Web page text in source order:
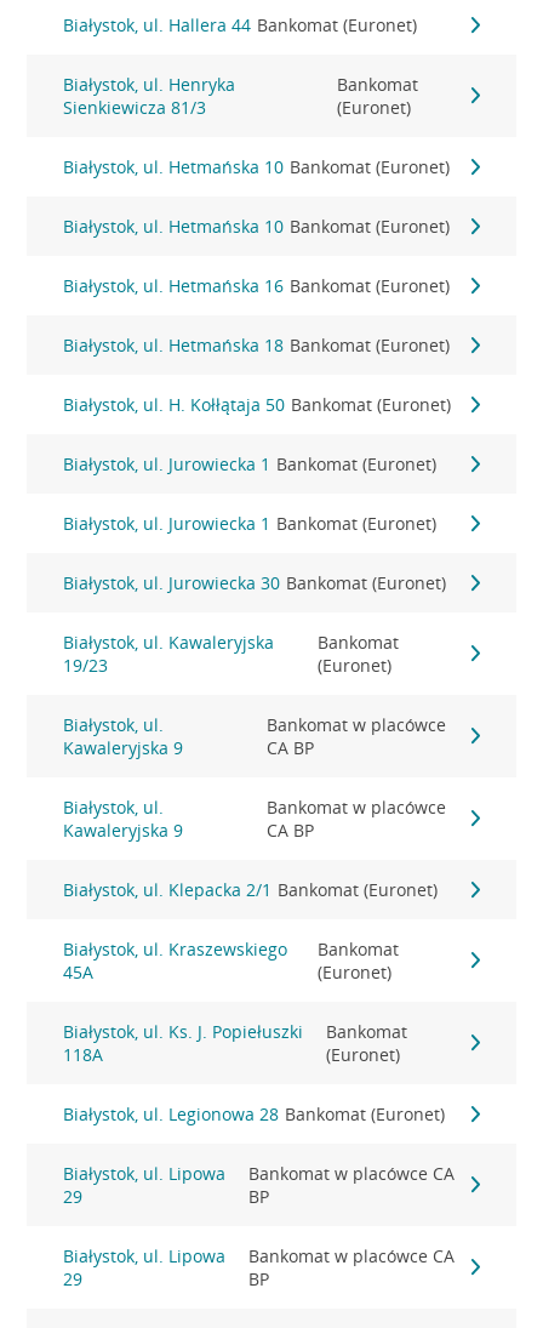
Białystok, ul. Hallera 44 Bankomat (Euronet)
Białystok, ul. Henryka
Sienkiewicza 81/3
Bankomat
(Euronet)
Białystok, ul. Hetmańska 10 Bankomat (Euronet)
Białystok, ul. Hetmańska 10 Bankomat (Euronet)
Białystok, ul. Hetmańska 16 Bankomat (Euronet)
Białystok, ul. Hetmańska 18 Bankomat (Euronet)
Białystok, ul. H. Kołłątaja 50 Bankomat (Euronet)
Białystok, ul. Jurowiecka 1 Bankomat (Euronet)
Białystok, ul. Jurowiecka 1 Bankomat (Euronet)
Białystok, ul. Jurowiecka 30 Bankomat (Euronet)
Białystok, ul. Kawaleryjska
19/23
Bankomat
(Euronet)
Białystok, ul.
Kawaleryjska 9
Bankomat w placówce
CA BP
Białystok, ul.
Kawaleryjska 9
Bankomat w placówce
CA BP
Białystok, ul. Klepacka 2/1 Bankomat (Euronet)
Białystok, ul. Kraszewskiego
45A
Bankomat
(Euronet)
Białystok, ul. Ks. J. Popiełuszki
118A
Bankomat
(Euronet)
Białystok, ul. Legionowa 28 Bankomat (Euronet)
Białystok, ul. Lipowa
29
Bankomat w placówce CA
BP
Białystok, ul. Lipowa
29
Bankomat w placówce CA
BP